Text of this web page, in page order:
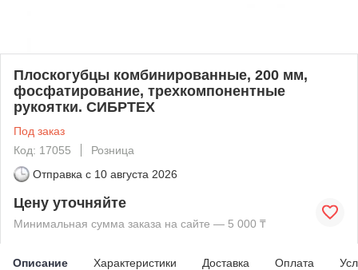
Плоскогубцы комбинированные, 200 мм,
фосфатирование, трехкомпонентные
рукоятки. СИБРТЕХ
Под заказ
Код: 17055
Розница
Отправка с 10 августа 2026
Цену уточняйте
Минимальная сумма заказа на сайте — 5 000 ₸
Описание Характеристики Доставка Оплата